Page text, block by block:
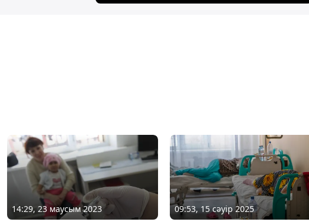
14:29, 23 маусым 2023 09:53, 15 сәуір 2025